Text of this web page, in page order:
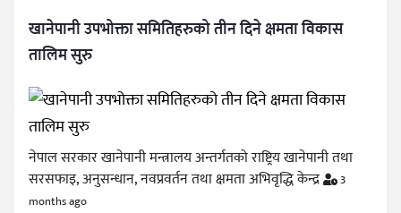
खानेपानी उपभोक्ता समितिहरुको तीन दिने क्षमता विकास
तालिम सुरु
नेपाल सरकार खानेपानी मन्त्रालय अन्तर्गतको राष्ट्रिय खानेपानी तथा
सरसफाइ, अनुसन्धान, नवप्रवर्तन तथा क्षमता अभिवृद्धि केन्द्र
3
months ago